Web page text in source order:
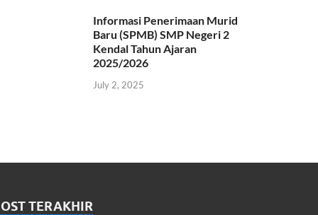
Informasi Penerimaan Murid
Baru (SPMB) SMP Negeri 2
Kendal Tahun Ajaran
2025/2026
July 2, 2025
TERAKHIR